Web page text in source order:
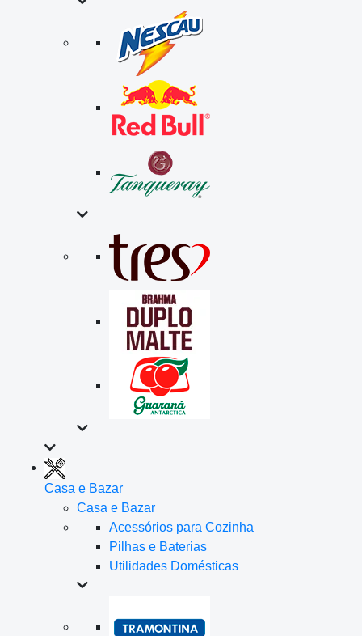
Casa e Bazar
Casa e Bazar
Acessórios para Cozinha
Pilhas e Baterias
Utilidades Domésticas